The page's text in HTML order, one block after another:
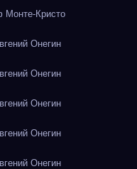
Кристо
Онегин
Онегин
Онегин
Онегин
Онегин